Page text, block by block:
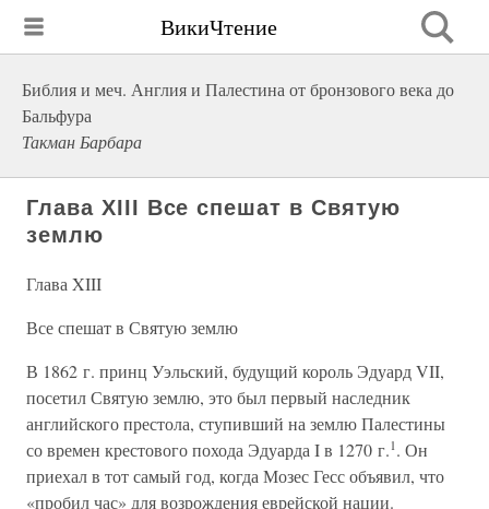
ВикиЧтение
Библия и меч. Англия и Палестина от бронзового века до
Бальфура
Такман Барбара
Глава XIII Все спешат в Святую
землю
Глава XIII
Все спешат в Святую землю
В 1862 г. принц Уэльский, будущий король Эдуард VII,
посетил Святую землю, это был первый наследник
английского престола, ступивший на землю Палестины
со времен крестового похода Эдуарда I в 1270 г.1. Он
приехал в тот самый год, когда Мозес Гесс объявил, что
«пробил час» для возрождения еврейской нации.